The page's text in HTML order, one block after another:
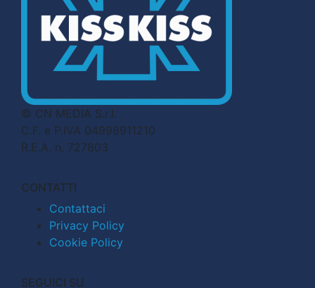
© CN MEDIA S.r.l.
C.F. e P.IVA 04998911210
R.E.A. n. 727803
CONTATTI
Contattaci
Privacy Policy
Cookie Policy
SEGUICI SU